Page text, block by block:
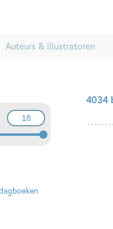
Auteurs & illustratoren
4034